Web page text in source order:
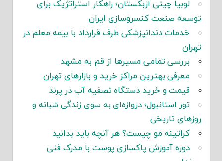
لوبیا چیتی ازبکستان؛ راهکار استراتژیک برای
توسعه صنعت کنسروسازی ایران
خدمات دندانپزشکی طرف قرارداد با بیمه معلم در
تهران
بررسی تمامی مسیرها از قم به مشهد
معرفی بهترین مراکز خرید و بازارهای تهران
قیمت و خرید دستگاه تصفیه آب در پرند
تور استانبول؛ دروازه‌ای به سوی زندگی شبانه و
روزهای تاریخی
کراتینه مو چیست؟ هر آنچه باید بدانید
دوره آموزش پاکسازی پوست با مدرک فنی